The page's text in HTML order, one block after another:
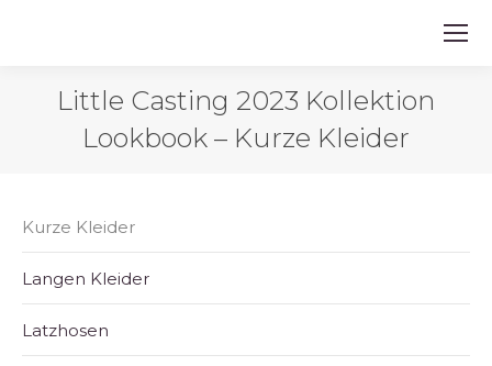
Little Casting 2023 Kollektion
Lookbook – Kurze Kleider
Kurze Kleider
Langen Kleider
Latzhosen